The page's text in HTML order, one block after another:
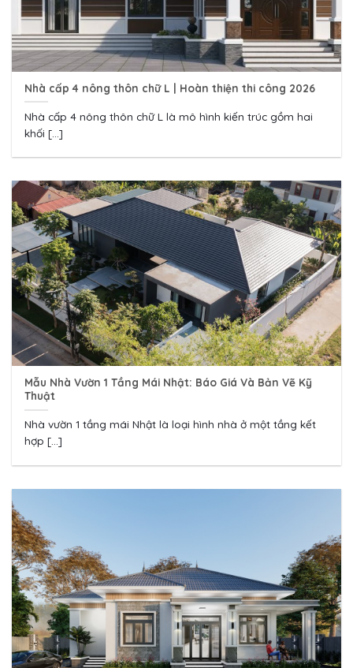
Nhà cấp 4 nông thôn chữ L | Hoàn thiện thi công 2026
Nhà cấp 4 nông thôn chữ L là mô hình kiến trúc gồm hai
khối [...]
Mẫu Nhà Vườn 1 Tầng Mái Nhật: Báo Giá Và Bản Vẽ Kỹ
Thuật
Nhà vườn 1 tầng mái Nhật là loại hình nhà ở một tầng kết
hợp [...]